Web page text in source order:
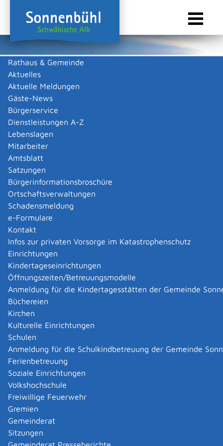
Rathaus & Gemeinde
Aktuelles
Aktuelle Meldungen
Gäste-News
Bürgerservice
Dienstleistungen A-Z
Lebenslagen
Mitarbeiter
Amtsblatt
Satzungen
Bürgerinformationsbroschüre
Ortschaftsverwaltungen
Schadensmeldung
e-Formulare
Kontakt
Infos zur privaten Vorsorge im Katastrophenschutz
Einrichtungen
Kindertageseinrichtungen
Öffnungszeiten/Betreuungsmodelle
Anmeldung für die Kindertagesstätten der Gemeinde
Büchereien
Kirchen
Kulturelle Einrichtungen
Schulen
Anmeldung für die Schulkindbetreuung der Gemeinde
Ferienbetreuung
Soziale Einrichtungen
Volkshochschule
Freiwillige Feuerwehr
Gremien
Gemeinderat
Sitzungen
Sie sind hier:
Vereine
Keine Daten vorhanden
Zurück zur Suche
Zurück zur Suche
||